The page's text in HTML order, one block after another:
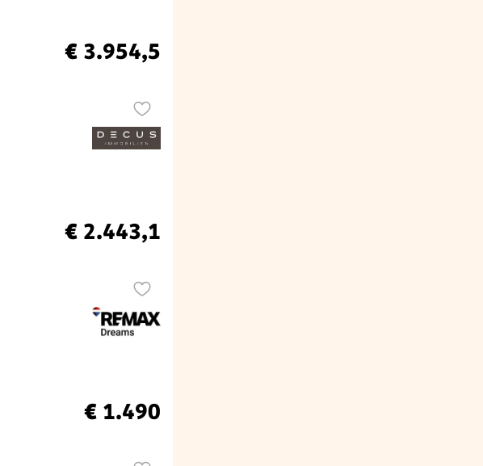
€ 3.954,5
€ 2.443,1
€ 1.490